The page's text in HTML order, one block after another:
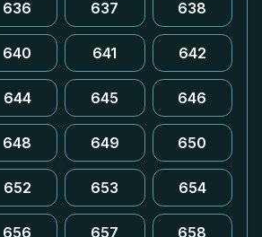
636 637 638
640 641 642
644 645 646
648 649 650
652 653 654
656 657 658